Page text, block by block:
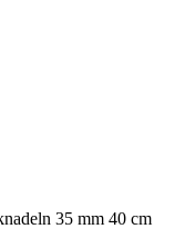
35 mm 40 cm